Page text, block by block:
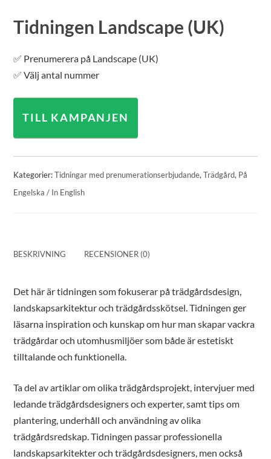
Tidningen Landscape (UK)
✅ Prenumerera på Landscape (UK)
✅ Välj antal nummer
TILL KAMPANJEN
Kategorier:Tidningar med prenumerationserbjudande,Trädgård, På
Engelska / In English
BESKRIVNING RECENSIONER (0)
Det här är tidningen som fokuserar på trädgårdsdesign,
landskapsarkitektur och trädgårdsskötsel. Tidningen ger
läsarna inspiration och kunskap om hur man skapar vackra
trädgårdar och utomhusmiljöer som både är estetiskt
tilltalande och funktionella.
Ta del av artiklar om olika trädgårdsprojekt, intervjuer med
ledande trädgårdsdesigners och experter, samt tips om
plantering, underhåll och användning av olika
trädgårdsredskap. Tidningen passar professionella
landskapsarkitekter och trädgårdsdesigners, men också